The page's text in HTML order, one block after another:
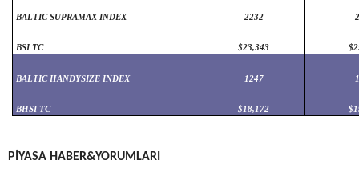
BALTIC SUPRAMAX INDEX 2232
BSI TC $23,343
BALTIC HANDYSIZE INDEX 1247
BHSI TC $18,172
PİYASA HABER&YORUMLARI